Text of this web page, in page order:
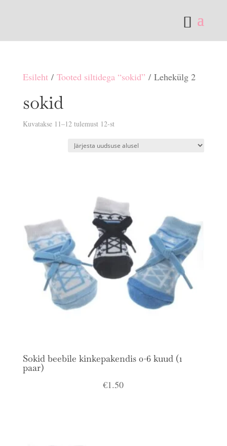
Esileht/ Tooted siltidega “sokid” / Lehekülg 2
sokid
Kuvatakse 11–12 tulemust 12-stSorditud
Sokid beebile kinkepakendis 0-6 kuud (1
paar)
€1.50